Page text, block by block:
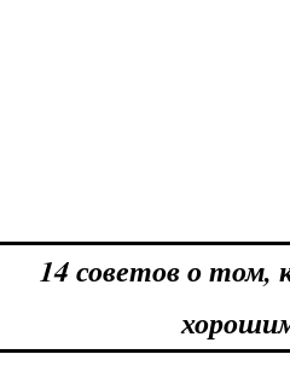
14 советов о том,